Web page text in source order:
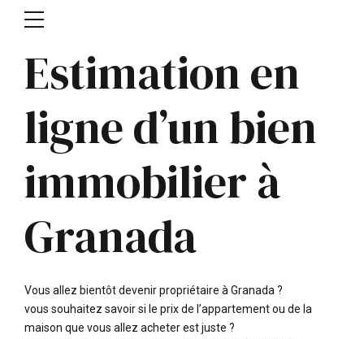
Estimation en
ligne d’un bien
immobilier à
Granada
Vous allez bientôt devenir propriétaire à Granada ?
vous souhaitez savoir si le prix de l’appartement ou de la
maison que vous allez acheter est juste ?